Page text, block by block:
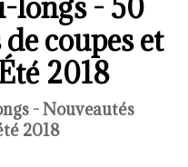
longs - 50
coupes et
2018
- Nouveautés
2018